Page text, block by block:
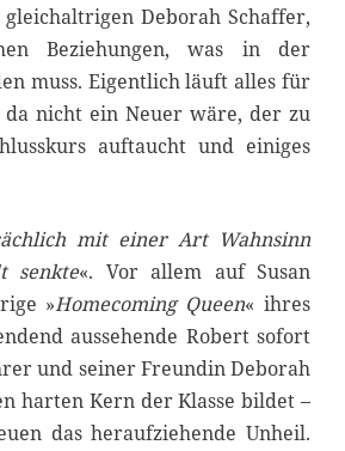
Deborah Schaffer,
Beziehungen, was in der
muss. Eigentlich läuft alles für
nicht ein Neuer wäre, der zu
auftaucht und einiges
mit einer Art Wahnsinn
senkte«. Vor allem auf Susan
»Homecoming Queen« ihres
aussehende Robert sofort
und seiner Freundin Deborah
harten Kern der Klasse bildet –
das heraufziehende Unheil.